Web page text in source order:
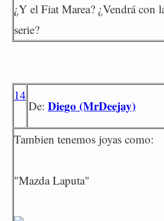
¿Y el Fiat Marea? ¿Vendrá con
serie?
14
De: Diego (MrDeejay)
Tambien tenemos joyas como:
"Mazda Laputa"